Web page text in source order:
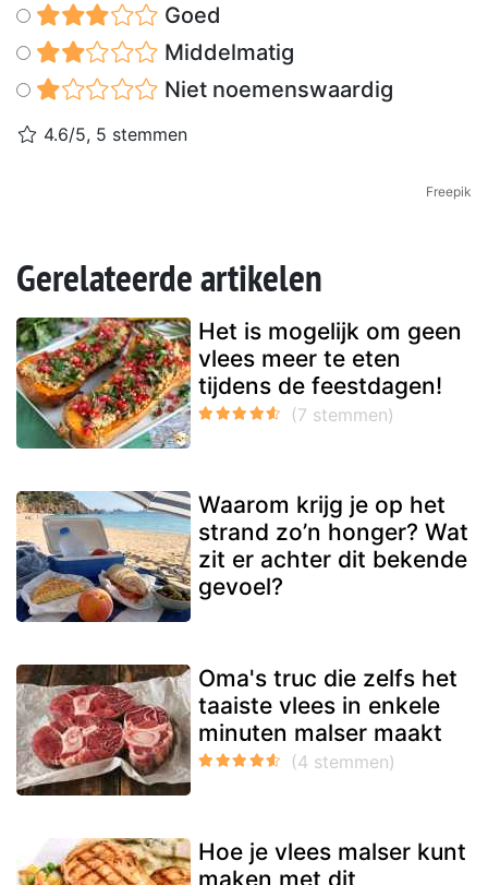
Goed
Middelmatig
Niet noemenswaardig
4.6/5, 5 stemmen
Freepik
Gerelateerde artikelen
Het is mogelijk om geen
vlees meer te eten
tijdens de feestdagen!
Waarom krijg je op het
strand zo’n honger? Wat
zit er achter dit bekende
gevoel?
Oma's truc die zelfs het
taaiste vlees in enkele
minuten malser maakt
Hoe je vlees malser kunt
maken met dit